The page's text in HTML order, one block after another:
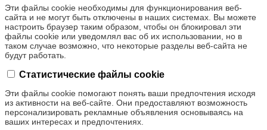
Эти файлы cookie необходимы для функционирования веб-
сайта и не могут быть отключены в наших системах. Вы можете
настроить браузер таким образом, чтобы он блокировал эти
файлы cookie или уведомлял вас об их использовании, но в
таком случае возможно, что некоторые разделы веб-сайта не
будут работать.
Статистические файлы cookie
Эти файлы cookie помогают понять ваши предпочтения исходя
из активности на веб-сайте. Они предоставляют возможность
персонализировать рекламные объявления основываясь на
ваших интересах и предпочтениях.